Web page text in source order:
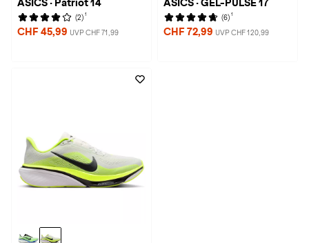
ASICS · Patriot 14
(2) 1
CHF 45,99 UVP CHF 71,99
ASICS · GEL-PULSE 17
(6) 1
CHF 72,99 UVP CHF 120,99